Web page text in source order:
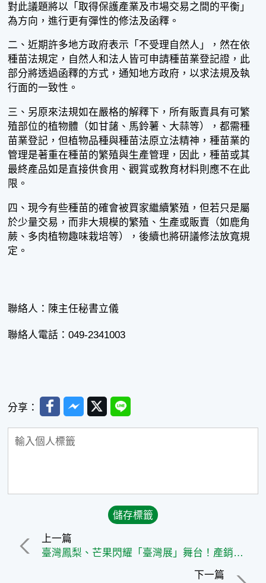
對此議題將以「取得保護產業及市場交易之間的平衡」
為方向，進行更有彈性的修法及函釋。
二、近期許多地方政府表示「不受理自然人」，然在依
種苗法規定，自然人和法人皆可申請種苗業登記證，此
部分將透過函釋的方式，通知地方政府，以求法規及執
行面的一致性。
三、另原來法規如在嚴格的解釋下，所有販賣具有可繁
殖部位的植物體（如甘藷、馬鈴薯、大蒜等），都需種
苗業登記，但植物品種與種苗法原立法精神，種苗業的
管理是著重在種苗的繁殖與生產管理，因此，種苗或其
最終產品如是直接供食用、觀賞或教育材料則應不在此
限。
四、現今有些種苗的確會被買家繼續繁殖，但若只是屬
於少量交易，而非大規模的繁殖、生產或販賣（如鹿角
蕨、多肉植物趣味栽培等），後續也將研議修法放寬規
定。
聯絡人：陳主任秘書立儀
聯絡人電話：049-2341003
分享： FacebookMessenger
TwitterLine
上一篇
臺灣鳳梨、芒果閃耀「臺灣展」舞台！產銷履歷水果征服日本消費者的味蕾
下一篇